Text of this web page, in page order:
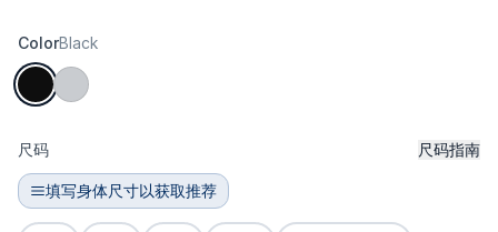
ColorBlack
尺码 尺码指南
填写身体尺寸以获取推荐